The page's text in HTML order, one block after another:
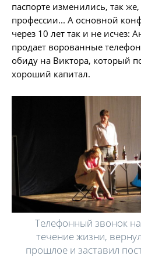
паспорте изменились, так
профессии... А основной
через 10 лет так и не исчез:
продает ворованные
обиду на Виктора, который
хороший капитал.
Телефонный звонок
течение жизни,
прошлое и заставил